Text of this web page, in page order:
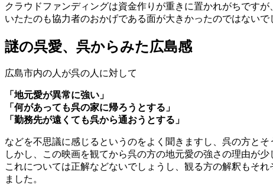
クラウドファンディングは資金作りが重きに置かれがちです
いたたのも協力者のおかげである面が大きかったのではないで
謎の呉愛、呉からみた広島感
広島市内の人が呉の人に対して
「地元愛が異常に強い」
「何があっても呉の家に帰ろうとする」
「勤務先が遠くても呉から通おうとする」
などを不思議に感じるというのをよく聞きますし、呉の方とそ
しかし、この映画を観てから呉の方の地元愛の強さの理由が少
これについては正解などないでしょうし、観る方の解釈もそ
ました。